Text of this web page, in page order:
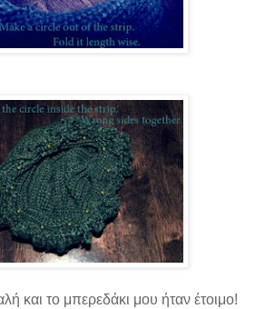
και το μπερεδάκι μου ήταν έτοιμο!